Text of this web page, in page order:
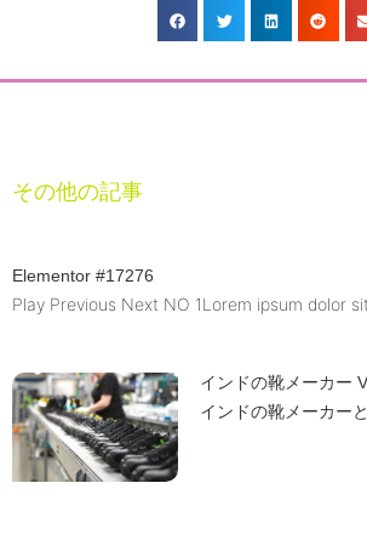
その他の記事
Elementor #17276
Play Previous Next NO 1Lorem ipsum dolor
インドの靴メーカー
インドの靴メーカー